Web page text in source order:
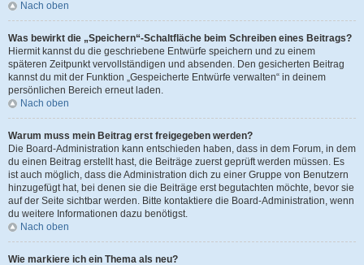
Nach oben
Was bewirkt die „Speichern“-Schaltfläche beim Schreiben eines Beitrags?
Hiermit kannst du die geschriebene Entwürfe speichern und zu einem
späteren Zeitpunkt vervollständigen und absenden. Den gesicherten Beitrag
kannst du mit der Funktion „Gespeicherte Entwürfe verwalten“ in deinem
persönlichen Bereich erneut laden.
Nach oben
Warum muss mein Beitrag erst freigegeben werden?
Die Board-Administration kann entschieden haben, dass in dem Forum, in dem
du einen Beitrag erstellt hast, die Beiträge zuerst geprüft werden müssen. Es
ist auch möglich, dass die Administration dich zu einer Gruppe von Benutzern
hinzugefügt hat, bei denen sie die Beiträge erst begutachten möchte, bevor sie
auf der Seite sichtbar werden. Bitte kontaktiere die Board-Administration, wenn
du weitere Informationen dazu benötigst.
Nach oben
Wie markiere ich ein Thema als neu?